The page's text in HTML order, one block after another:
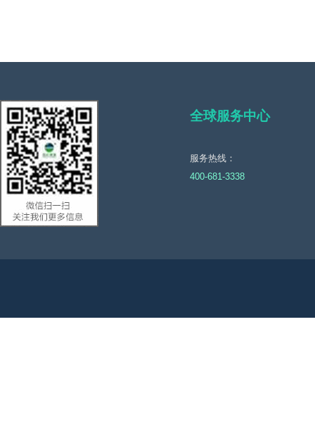
全球服务中心
服务热线：
400-681-3338